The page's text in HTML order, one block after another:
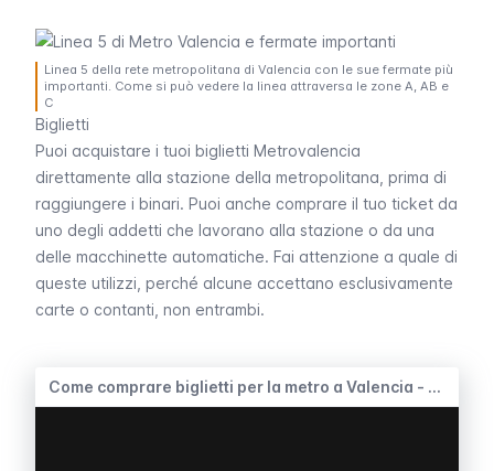
Linea 5 della rete metropolitana di Valencia con le sue fermate più
importanti. Come si può vedere la linea attraversa le zone A, AB e
C
Biglietti
Puoi acquistare i tuoi biglietti Metrovalencia
direttamente alla stazione della metropolitana, prima di
raggiungere i binari. Puoi anche comprare il tuo ticket da
uno degli addetti che lavorano alla stazione o da una
delle macchinette automatiche. Fai attenzione a quale di
queste utilizzi, perché alcune accettano esclusivamente
carte o contanti, non entrambi.
Come comprare biglietti per la metro a Valencia - Tutorial